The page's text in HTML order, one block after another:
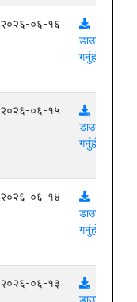
२०२६-०६-१६
डाउनलोड
गर्नुहोस्
२०२६-०६-१५
डाउनलोड
गर्नुहोस्
२०२६-०६-१४
डाउनलोड
गर्नुहोस्
२०२६-०६-१३